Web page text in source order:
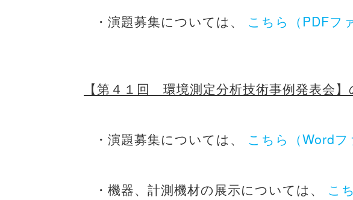
・演題募集については、 こちら（PDFフ
【第４１回 環境測定分析技術事例発表会
・演題募集については、 こちら（Wordフ
・機器、計測機材の展示については、 こ